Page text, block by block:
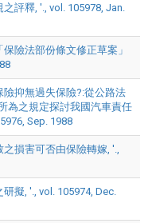
評釋, '., vol. 105978, Jan.
險法部份條文修正草案」
險抑無過失保險?:從公路法
為之規定探討我國汽車責任
Sep. 1988
損害可否由保險轉嫁, '.,
擬, '., vol. 105974, Dec.